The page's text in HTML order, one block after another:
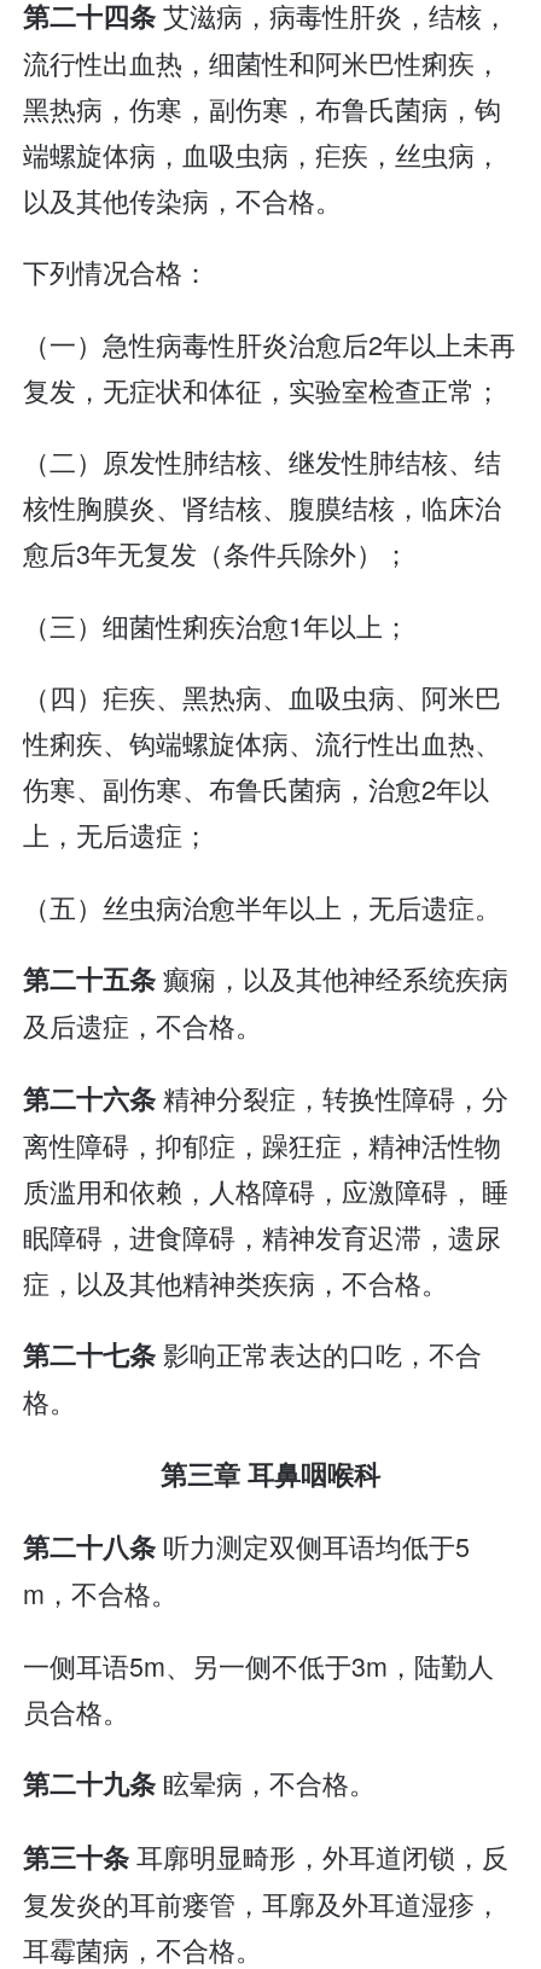
第二十四条艾滋病，病毒性肝炎，结核，
流行性出血热，细菌性和阿米巴性痢疾，
黑热病，伤寒，副伤寒，布鲁氏菌病，钩
端螺旋体病，血吸虫病，疟疾，丝虫病，
以及其他传染病，不合格。
下列情况合格：
（一）急性病毒性肝炎治愈后2年以上未再
复发，无症状和体征，实验室检查正常；
（二）原发性肺结核、继发性肺结核、结
核性胸膜炎、肾结核、腹膜结核，临床治
愈后3年无复发（条件兵除外）；
（三）细菌性痢疾治愈1年以上；
（四）疟疾、黑热病、血吸虫病、阿米巴
性痢疾、钩端螺旋体病、流行性出血热、
伤寒、副伤寒、布鲁氏菌病，治愈2年以
上，无后遗症；
（五）丝虫病治愈半年以上，无后遗症。
第二十五条癫痫，以及其他神经系统疾病
及后遗症，不合格。
第二十六条精神分裂症，转换性障碍，分
离性障碍，抑郁症，躁狂症，精神活性物
质滥用和依赖，人格障碍，应激障碍， 睡
眠障碍，进食障碍，精神发育迟滞，遗尿
症，以及其他精神类疾病，不合格。
第二十七条影响正常表达的口吃，不合
格。
第三章 耳鼻咽喉科
第二十八条 听力测定双侧耳语均低于5
m，不合格。
一侧耳语5m、另一侧不低于3m，陆勤人
员合格。
第二十九条 眩晕病，不合格。
第三十条耳廓明显畸形，外耳道闭锁，反
复发炎的耳前瘘管，耳廓及外耳道湿疹，
耳霉菌病，不合格。